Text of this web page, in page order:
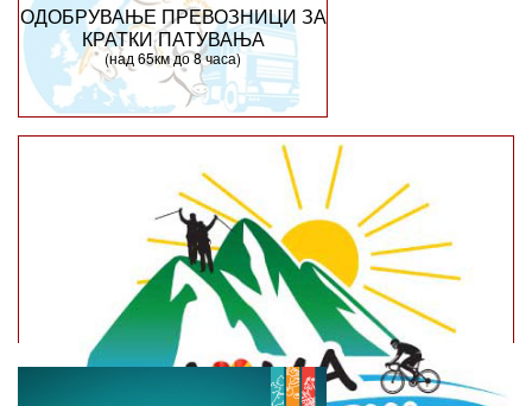
ОДОБРУВАЊЕ ПРЕВОЗНИЦИ ЗА
КРАТКИ ПАТУВАЊА
(над 65км до 8 часа)